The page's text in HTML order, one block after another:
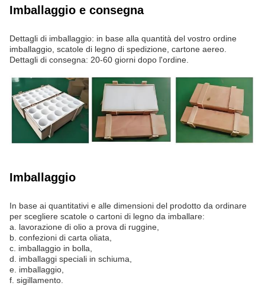
Imballaggio e consegna
Dettagli di imballaggio: in base alla quantità del vostro ordine
imballaggio, scatole di legno di spedizione, cartone aereo.
Dettagli di consegna: 20-60 giorni dopo l'ordine.
Imballaggio
In base ai quantitativi e alle dimensioni del prodotto da ordinare
per scegliere scatole o cartoni di legno da imballare:
a. lavorazione di olio a prova di ruggine,
b. confezioni di carta oliata,
c. imballaggio in bolla,
d. imballaggi speciali in schiuma,
e. imballaggio,
f. sigillamento.